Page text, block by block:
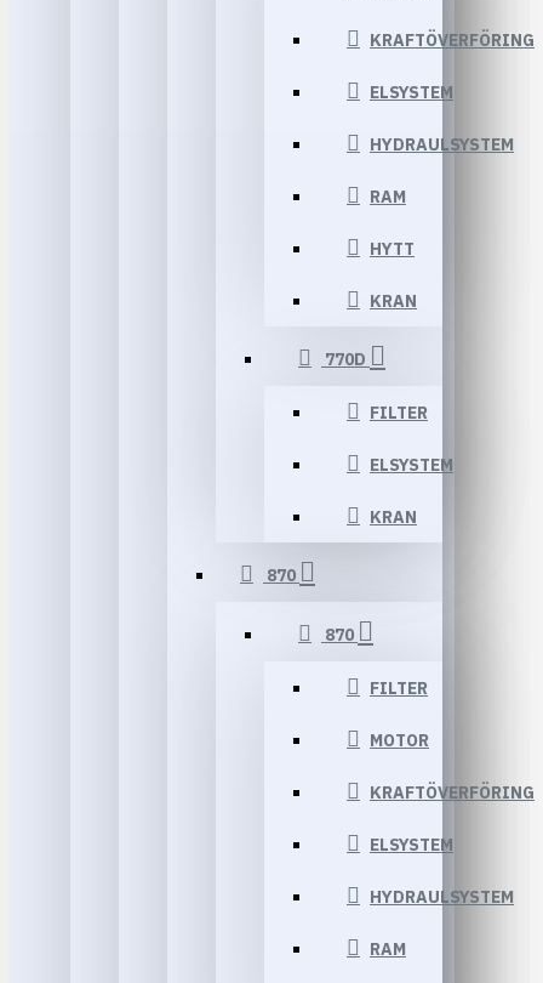
KRAFTÖVERFÖRING
ELSYSTEM
HYDRAULSYSTEM
RAM
HYTT
KRAN
770D
FILTER
ELSYSTEM
KRAN
870
870
FILTER
MOTOR
KRAFTÖVERFÖRING
ELSYSTEM
HYDRAULSYSTEM
RAM